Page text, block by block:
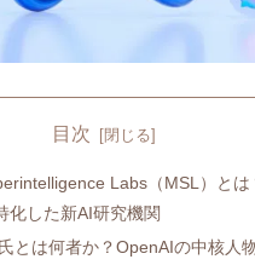
目次
Labs（MSL）と
化した新AI研究機関
とは何者か？OpenAIの中核人